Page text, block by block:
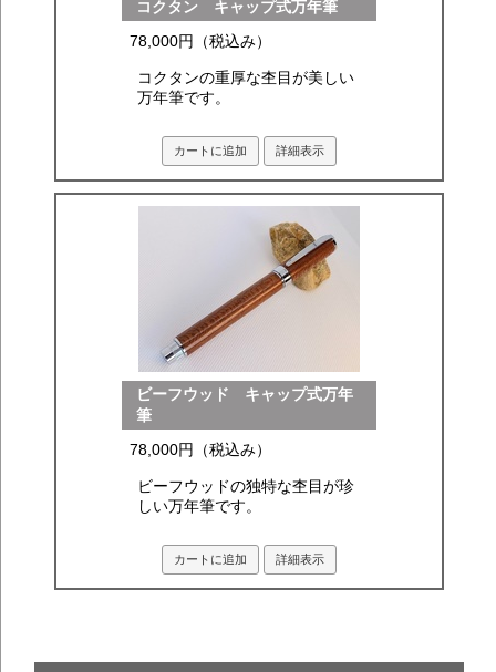
コクタン キャップ式万年筆
78,000円（税込み）
コクタンの重厚な杢目が美しい
万年筆です。
カートに追加 詳細表示
ビーフウッド キャップ式万年
筆
78,000円（税込み）
ビーフウッドの独特な杢目が珍
しい万年筆です。
カートに追加 詳細表示